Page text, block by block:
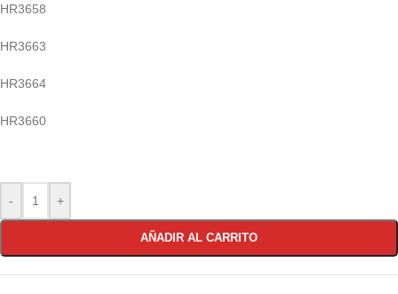
HR3658
HR3663
HR3664
HR3660
- +
AÑADIR AL CARRITO